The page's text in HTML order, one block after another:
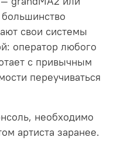
свои системы
оператор любого
с привычным
переучиваться
необходимо
артиста заранее.